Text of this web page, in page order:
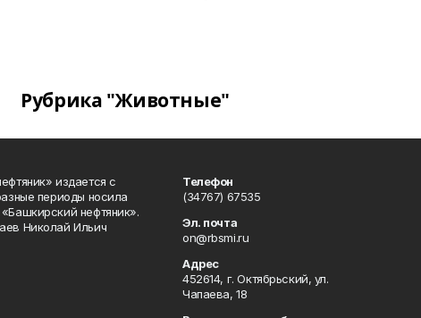
Рубрика "Животные"
издается с
периоды носила
нефтяник».
Николай Ильич
Телефон
(34767) 67535
Эл. почта
on@rbsmi.ru
Адрес
452614, г. Октябрьский, ул.
Чапаева, 18